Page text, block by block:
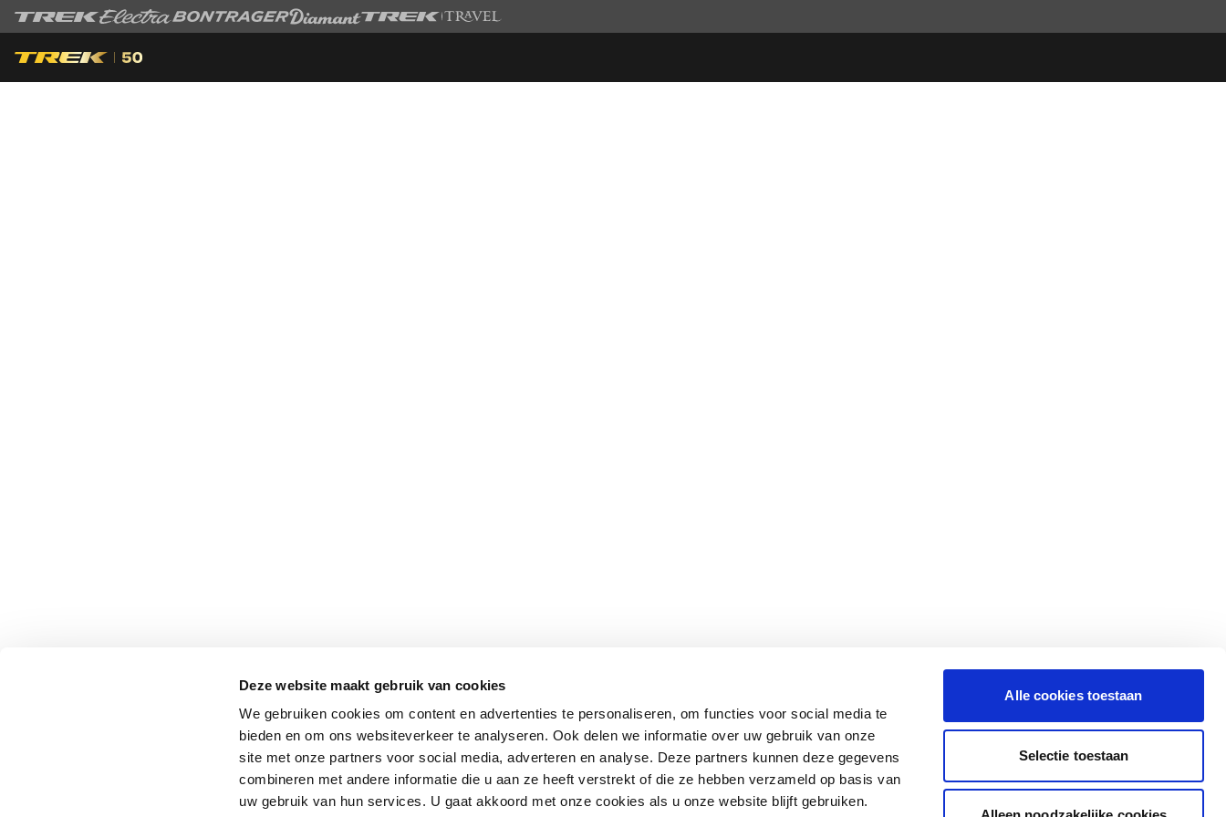
Deze website maakt gebruik van cookies
We gebruiken cookies om content en advertenties te personaliseren, om functies voor social media te
bieden en om ons websiteverkeer te analyseren. Ook delen we informatie over uw gebruik van onze
site met onze partners voor social media, adverteren en analyse. Deze partners kunnen deze gegevens
combineren met andere informatie die u aan ze heeft verstrekt of die ze hebben verzameld op basis van
uw gebruik van hun services. U gaat akkoord met onze cookies als u onze website blijft gebruiken.
Alle cookies toestaan
Selectie toestaan